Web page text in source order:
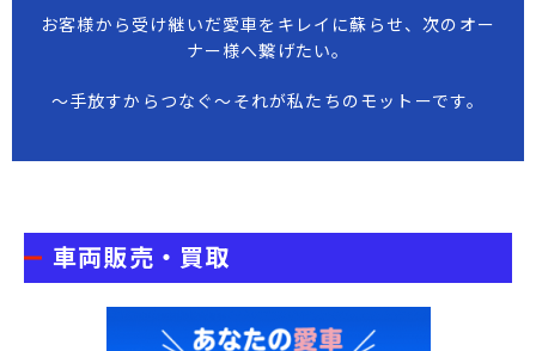
お客様から受け継いだ愛車をキレイに蘇らせ、次のオー
ナー様へ繋げたい。
～手放すからつなぐ～それが私たちのモットーです。
車両販売・買取